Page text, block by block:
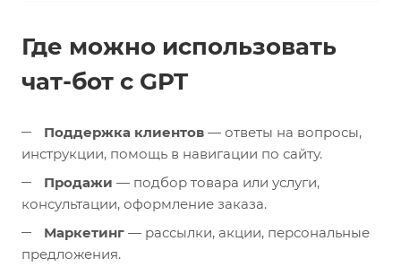
Где можно использовать
чат-бот с GPT
Поддержка клиентов — ответы на вопросы,
инструкции, помощь в навигации по сайту.
Продажи — подбор товара или услуги,
консультации, оформление заказа.
Маркетинг — рассылки, акции, персональные
предложения.